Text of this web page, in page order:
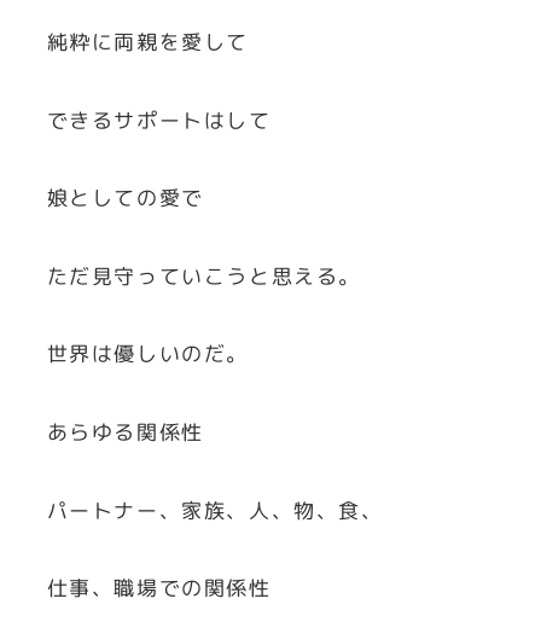
純粋に両親を愛して
できるサポートはして
娘としての愛で
ただ見守っていこうと思える。
世界は優しいのだ。
あらゆる関係性
パートナー、家族、人、物、食、
仕事、職場での関係性